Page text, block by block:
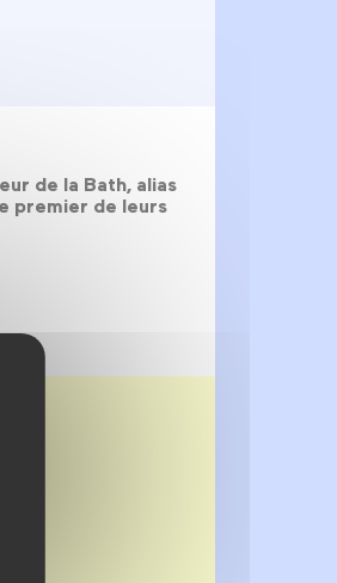
de la Bath, alias
premier de leurs